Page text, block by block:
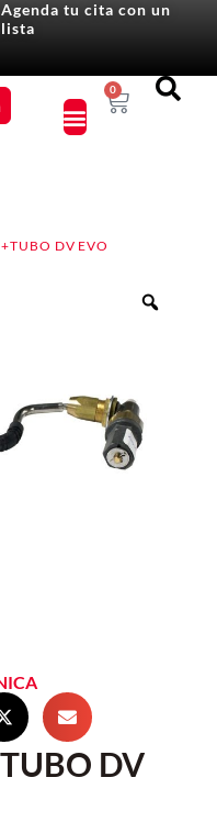
Agenda tu cita con un
0
DV EVO
DV